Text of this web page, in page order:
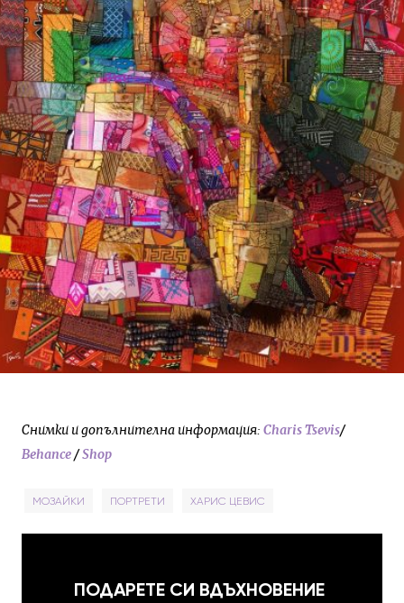
Снимки и допълнителна информация: Charis Tsevis/
Behance / Shop
МОЗАЙКИ ПОРТРЕТИ ХАРИС ЦЕВИС
ПОДАРЕТЕ СИ ВДЪХНОВЕНИЕ